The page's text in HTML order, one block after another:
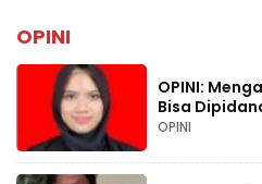
OPINI
OPINI:
Bisa
OPINI